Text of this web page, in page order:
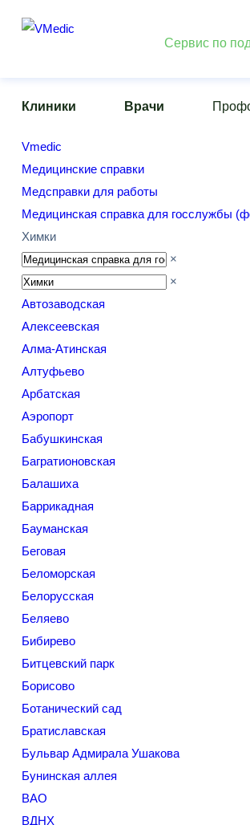
Сервис по
Клиники Врачи
Vmedic
Медицинские справки
Медсправки для работы
Медицинская справка для госслужбы
Химки
×
×
Автозаводская
Алексеевская
Алма-Атинская
Алтуфьево
Арбатская
Аэропорт
Бабушкинская
Багратионовская
Балашиха
Баррикадная
Бауманская
Беговая
Беломорская
Белорусская
Беляево
Бибирево
Битцевский парк
Борисово
Ботанический сад
Братиславская
Бульвар Адмирала Ушакова
Бунинская аллея
ВАО
ВДНХ